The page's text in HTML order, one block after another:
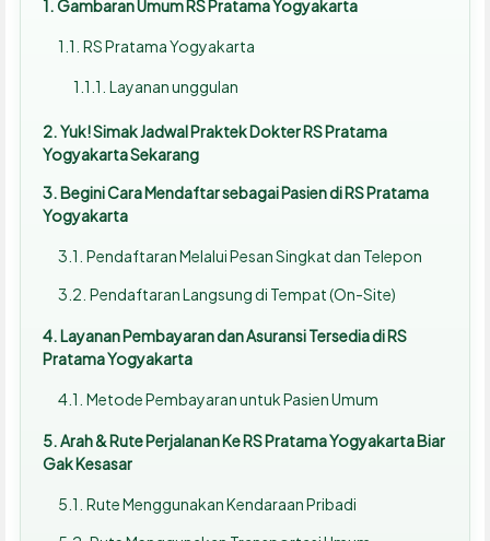
Gambaran Umum RS Pratama Yogyakarta
RS Pratama Yogyakarta
Layanan unggulan
Yuk! Simak Jadwal Praktek Dokter RS Pratama
Yogyakarta Sekarang
Begini Cara Mendaftar sebagai Pasien di RS Pratama
Yogyakarta
Pendaftaran Melalui Pesan Singkat dan Telepon
Pendaftaran Langsung di Tempat (On-Site)
Layanan Pembayaran dan Asuransi Tersedia di RS
Pratama Yogyakarta
Metode Pembayaran untuk Pasien Umum
Arah & Rute Perjalanan Ke RS Pratama Yogyakarta Biar
Gak Kesasar
Rute Menggunakan Kendaraan Pribadi